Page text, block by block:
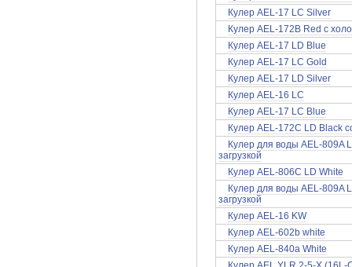
Кулер AEL-17 LC Silver
Кулер AEL-172B Red с
Кулер AEL-17 LD Blue
Кулер AEL-17 LC Gold
Кулер AEL-17 LD Silver
Кулер AEL-16 LС
Кулер AEL-17 LC Blue
Кулер AEL-172C LD Black
Кулер для воды AEL-809A
загрузкой
Кулер AEL-806C LD White
Кулер для воды AEL-809A
загрузкой
Кулер AEL-16 KW
Кулер AEL-602b white
Кулер AEL-840a White